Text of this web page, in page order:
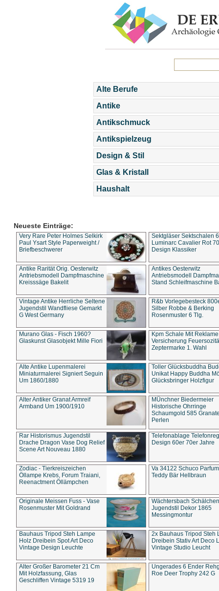
Alte Berufe
Antike
Antikschmuck
Antikspielzeug
Design & Stil
Glas & Kristall
Haushalt
Neueste Einträge:
Very Rare Peter Holmes Selkirk
Paul Ysart Style Paperweight /
Briefbeschwerer
Sektgläser Sektschalen
Luminarc Cavalier Rot
Design Klassiker
Antike Rarität Orig. Oesterwitz
Antriebsmodell Dampfmaschine
Kreisssäge Bakelit
Antikes Oesterwitz
Antriebsmodell
Stand Schleifmaschine
Vintage Antike Herrliche Seltene
Jugendstil Wandfliese Gemarkt
G West Germany
R&b Vorlegebesteck
Silber Robbe & Berking
Rosenmuster 6 Tlg.
Murano Glas - Fisch 1960?
Glaskunst Glasobjekt Mille Fiori
Kpm Schale Mit Reklame
Versicherung
Zeptermarke 1. Wahl
Alte Antike Lupenmalerei
Miniaturmalerei Signiert Seguin
Um 1860/1880
Toller Glücksbuddha
Unikat Happy Buddha
Glücksbringer Holzfigur
Alter Antiker Granat Armreif
Armband Um 1900/1910
MÜnchner Biedermeier
Historische Ohrringe
Schaumgold 585
Perlen
Rar Historismus Jugendstil
Drache Dragon Vase Dog Relief
Scene Art Nouveau 1880
Telefonablage
Design 60er 70er Jahre
Zodiac - Tierkreiszeichen
Öllampe Krebs, Forum Traiani,
Reenactment Öllämpchen
Va 34122 Schuco
Teddy Bär Hellbraun
Originale Meissen Fuss - Vase
Rosenmuster Mit Goldrand
Wächtersbach Schälchen
Jugendstil Dekor 1865
Messingmontur
Bauhaus Tripod Steh Lampe
Holz Dreibein Spot Art Deco
Vintage Design Leuchte
2x Bauhaus Tripod Steh
Dreibein Stativ Art Deco
Vintage Studio Leucht
Alter Großer Barometer 21 Cm
Mit Holzfassung, Glas
Geschliffen Vintage 5319 19
Ungerades 6 Ender
Roe Deer Trophy 242 G